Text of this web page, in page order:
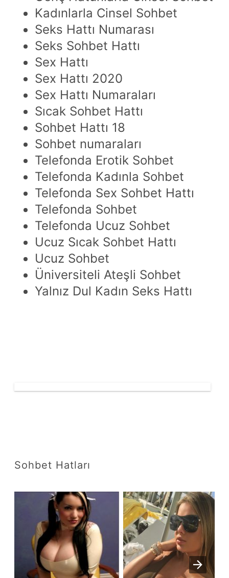
Kadınlarla Cinsel Sohbet
Seks Hattı Numarası
Seks Sohbet Hattı
Sex Hattı
Sex Hattı 2020
Sex Hattı Numaraları
Sıcak Sohbet Hattı
Sohbet Hattı 18
Sohbet numaraları
Telefonda Erotik Sohbet
Telefonda Kadınla Sohbet
Telefonda Sex Sohbet Hattı
Telefonda Sohbet
Telefonda Ucuz Sohbet
Ucuz Sıcak Sohbet Hattı
Ucuz Sohbet
Üniversiteli Ateşli Sohbet
Yalnız Dul Kadın Seks Hattı
Sohbet Hatları